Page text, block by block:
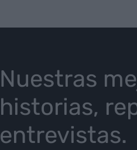
Nuestras
historias,
entrevistas.